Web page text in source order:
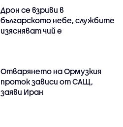
Дрон се взриви в
българското небе, службите
изясняват чий е
Отварянето на Ормузкия
проток зависи от САЩ,
заяви Иран